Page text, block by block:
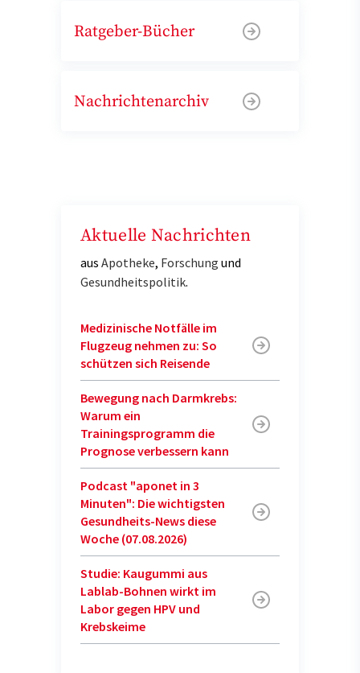
Ratgeber-Bücher
Nachrichtenarchiv
Aktuelle Nachrichten
aus Apotheke, Forschung und
Gesundheitspolitik.
Medizinische Notfälle im
Flugzeug nehmen zu: So
schützen sich Reisende
Bewegung nach Darmkrebs:
Warum ein
Trainingsprogramm die
Prognose verbessern kann
Podcast "aponet in 3
Minuten": Die wichtigsten
Gesundheits-News diese
Woche (07.08.2026)
Studie: Kaugummi aus
Lablab-Bohnen wirkt im
Labor gegen HPV und
Krebskeime